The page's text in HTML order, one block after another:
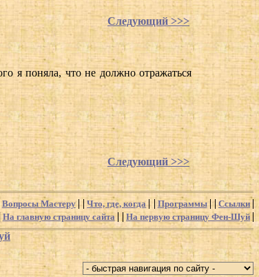
Следующий >>>
я поняла, что не должно отражаться
Следующий >>>
Вопросы Мастеру Что, где, когда Программы
Ссылки
На главную страницу сайта
На первую страницу Фен-Шуй